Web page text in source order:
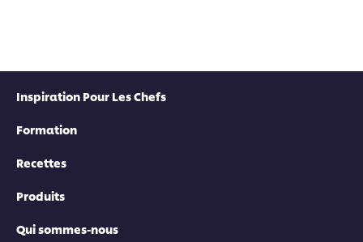
Inspiration Pour Les Chefs
Formation
Recettes
Produits
Qui sommes-nous